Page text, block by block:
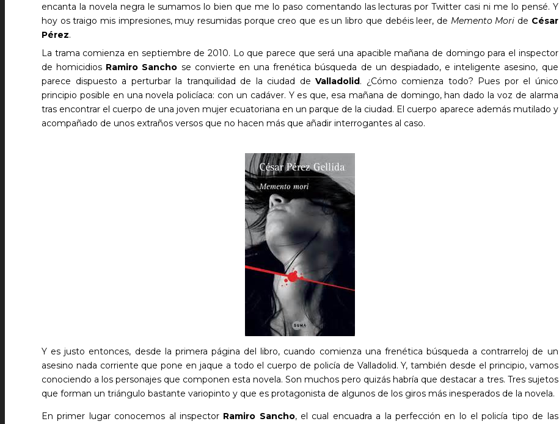
encanta la novela negra le sumamos lo bien que me lo paso comentando las lecturas por Twitter casi ni me lo pensé. Y
hoy os traigo mis impresiones, muy resumidas porque creo que es un libro que debéis leer, de Memento Mori de César
Pérez.
La trama comienza en septiembre de 2010. Lo que parece que será una apacible mañana de domingo para el inspector
de homicidios Ramiro Sancho se convierte en una frenética búsqueda de un despiadado, e inteligente asesino, que
parece dispuesto a perturbar la tranquilidad de la ciudad deValladolid. ¿Cómo comienza todo? Pues por el único
principio posible en una novela policíaca: con un cadáver. Y es que, esa mañana de domingo, han dado la voz de alarma
tras encontrar el cuerpo de una joven mujer ecuatoriana en un parque de la ciudad. El cuerpo aparece además mutilado y
acompañado de unos extraños versos que no hacen más que añadir interrogantes al caso.
Y es justo entonces, desde la primera página del libro, cuando comienza una frenética búsqueda a contrarreloj de un
asesino nada corriente que pone en jaque a todo el cuerpo de policía de Valladolid. Y, también desde el principio, vamos
conociendo a los personajes que componen esta novela. Son muchos pero quizás habría que destacar a tres. Tres sujetos
que forman un triángulo bastante variopinto y que es protagonista de algunos de los giros más inesperados de la novela.
En primer lugar conocemos al inspector Ramiro Sancho, el cual encuadra a la perfección en lo el policía tipo de las